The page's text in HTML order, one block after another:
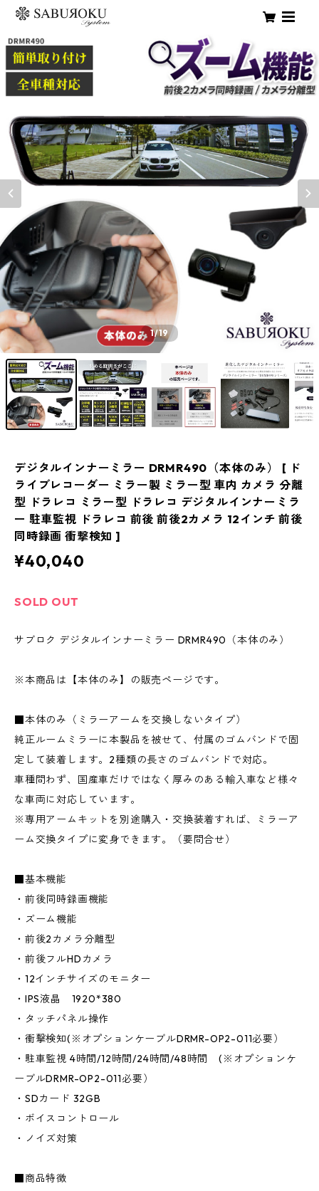
1/19
デジタルインナーミラー DRMR490（本体のみ） [ ド
ライブレコーダー ミラー製 ミラー型 車内 カメラ 分離
型 ドラレコ ミラー型 ドラレコ デジタルインナーミラ
ー 駐車監視 ドラレコ 前後 前後2カメラ 12インチ 前後
同時録画 衝撃検知 ]
¥40,040
SOLD OUT
サブロク デジタルインナーミラー DRMR490（本体のみ）
※本商品は【本体のみ】の販売ページです。
■本体のみ（ミラーアームを交換しないタイプ）
純正ルームミラーに本製品を被せて、付属のゴムバンドで固
定して装着します。2種類の長さのゴムバンドで対応。
車種問わず、国産車だけではなく厚みのある輸入車など様々
な車両に対応しています。
※専用アームキットを別途購入・交換装着すれば、ミラーア
ーム交換タイプに変身できます。（要問合せ）
■基本機能
・前後同時録画機能
・ズーム機能
・前後2カメラ分離型
・前後フルHDカメラ
・12インチサイズのモニター
・IPS液晶 1920*380
・タッチパネル操作
・衝撃検知(※オプションケーブルDRMR-OP2-011必要）
・駐車監視 4時間/12時間/24時間/48時間 (※オプションケ
ーブルDRMR-OP2-011必要）
・SDカード 32GB
・ボイスコントロール
・ノイズ対策
■商品特徴